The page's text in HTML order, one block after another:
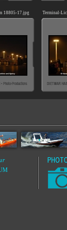
18805-17.jpg Terminal-